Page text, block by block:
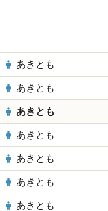
あきとも
あきとも
あきとも
あきとも
あきとも
あきとも
あきとも